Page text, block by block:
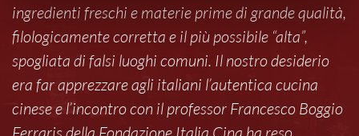
ingredienti freschi e materie prime di grande qualità,
filologicamente corretta e il più possibile “alta”,
spogliata di falsi luoghi comuni. Il nostro desiderio
era far apprezzare agli italiani l’autentica cucina
cinese e l’incontro con il professor Francesco Boggio